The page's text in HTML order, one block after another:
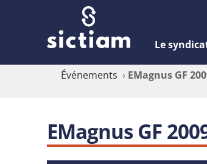
Le
Événements › EMagnus GF
EMagnus GF